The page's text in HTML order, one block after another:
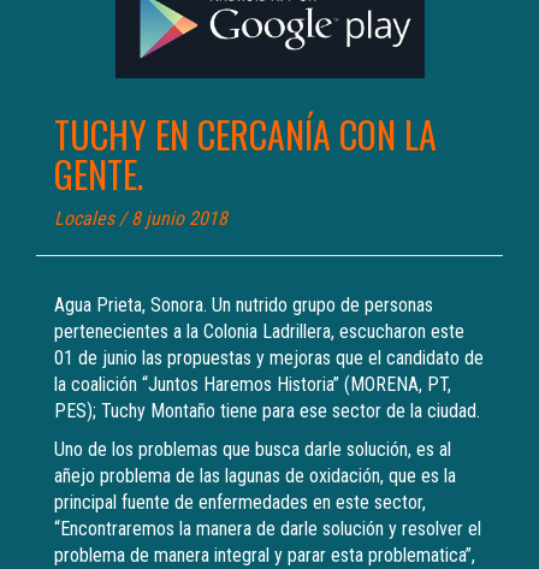
TUCHY EN CERCANÍA CON LA
GENTE.
Locales/ 8 junio 2018
Agua Prieta, Sonora. Un nutrido grupo de personas
pertenecientes a la Colonia Ladrillera, escucharon este
01 de junio las propuestas y mejoras que el candidato de
la coalición “Juntos Haremos Historia” (MORENA, PT,
PES); Tuchy Montaño tiene para ese sector de la ciudad.
Uno de los problemas que busca darle solución, es al
añejo problema de las lagunas de oxidación, que es la
principal fuente de enfermedades en este sector,
“Encontraremos la manera de darle solución y resolver el
problema de manera integral y parar esta problematica”,